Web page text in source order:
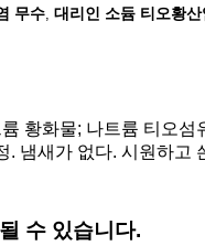
무수, 대리인 소듐 티오황산
황화물; 나트륨 티오
냄새가 없다. 시원하
수 있습니다.